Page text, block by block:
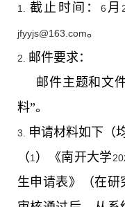
1. 截止时间： 6 月
jfyyjs@163.com。
2.
邮件要求：
邮件主题和文
料”。
3.
申请材料如下（
（1 ）《南开大学
生申请表》（在